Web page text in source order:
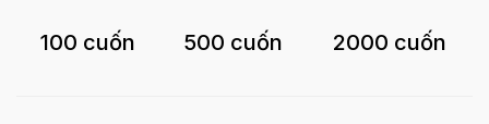
100 cuốn 500 cuốn 2000 cuốn